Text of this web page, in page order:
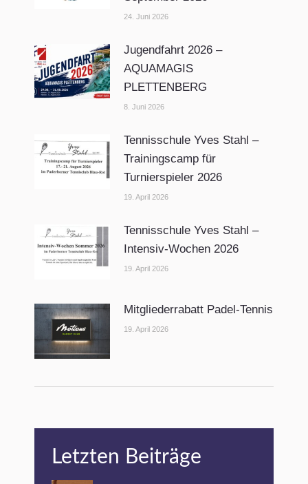
24. Juni 2026
Jugendfahrt 2026 –
AQUAMAGIS
PLETTENBERG
8. Juni 2026
Tennisschule Yves Stahl –
Trainingscamp für
Turnierspieler 2026
19. April 2026
Tennisschule Yves Stahl –
Intensiv-Wochen 2026
19. April 2026
Mitgliederrabatt Padel-Tennis
19. April 2026
Letzten Beiträge